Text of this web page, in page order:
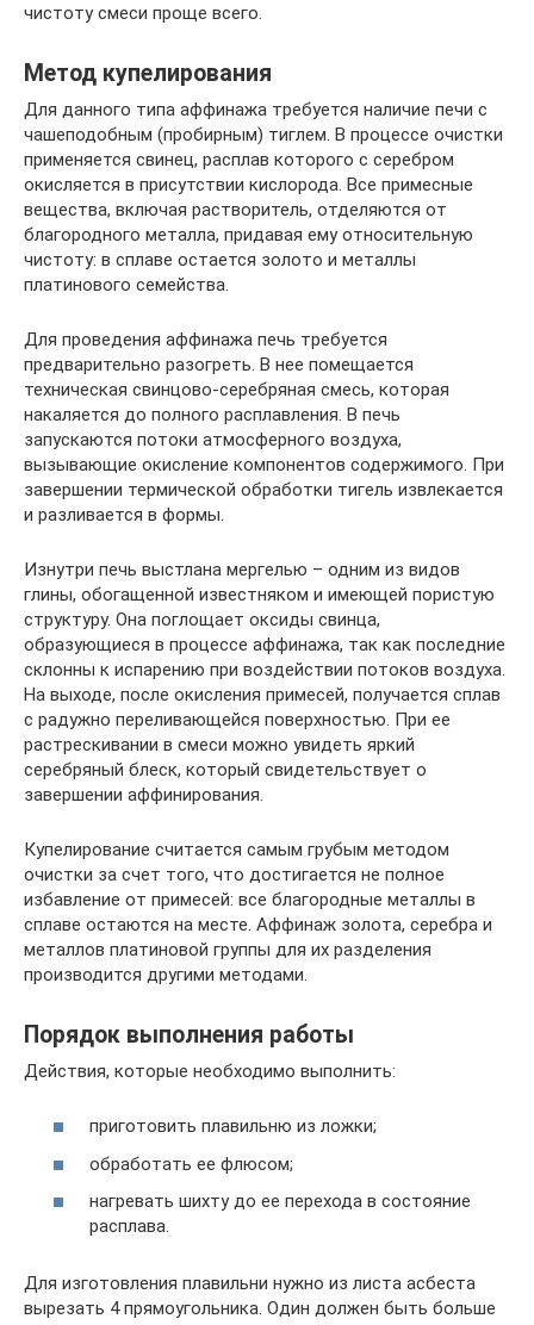
чистоту смеси проще всего.
Метод купелирования
Для данного типа аффинажа требуется наличие печи с
чашеподобным (пробирным) тиглем. В процессе очистки
применяется свинец, расплав которого с серебром
окисляется в присутствии кислорода. Все примесные
вещества, включая растворитель, отделяются от
благородного металла, придавая ему относительную
чистоту: в сплаве остается золото и металлы
платинового семейства.
Для проведения аффинажа печь требуется
предварительно разогреть. В нее помещается
техническая свинцово-серебряная смесь, которая
накаляется до полного расплавления. В печь
запускаются потоки атмосферного воздуха,
вызывающие окисление компонентов содержимого. При
завершении термической обработки тигель извлекается
и разливается в формы.
Изнутри печь выстлана мергелью – одним из видов
глины, обогащенной известняком и имеющей пористую
структуру. Она поглощает оксиды свинца,
образующиеся в процессе аффинажа, так как последние
склонны к испарению при воздействии потоков воздуха.
На выходе, после окисления примесей, получается сплав
с радужно переливающейся поверхностью. При ее
растрескивании в смеси можно увидеть яркий
серебряный блеск, который свидетельствует о
завершении аффинирования.
Купелирование считается самым грубым методом
очистки за счет того, что достигается не полное
избавление от примесей: все благородные металлы в
сплаве остаются на месте. Аффинаж золота, серебра и
металлов платиновой группы для их разделения
производится другими методами.
Порядок выполнения работы
Действия, которые необходимо выполнить:
приготовить плавильню из ложки;
обработать ее флюсом;
нагревать шихту до ее перехода в состояние
расплава.
Для изготовления плавильни нужно из листа асбеста
вырезать 4 прямоугольника. Один должен быть больше